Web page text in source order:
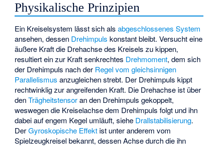
Physikalische Prinzipien
Ein Kreiselsystem lässt sich alsabgeschlossenes System
ansehen, dessen Drehimpuls konstant bleibt. Versucht eine
äußere Kraft die Drehachse des Kreisels zu kippen,
resultiert ein zur Kraft senkrechtes Drehmoment, dem sich
der Drehimpuls nach der Regel vom gleichsinnigen
Parallelismus anzugleichen strebt. Der Drehimpuls kippt
rechtwinklig zur angreifenden Kraft. Die Drehachse ist über
denTrägheitstensoran den Drehimpuls gekoppelt,
weswegen die Kreiselachse dem Drehimpuls folgt und ihn
dabei auf engem Kegel umläuft, siehe Drallstabilisierung.
DerGyroskopische Effekt ist unter anderem vom
Spielzeugkreiselbekannt, dessen Achse durch die ihn